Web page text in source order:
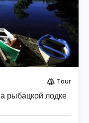
forest Tour
рыбацкой лодке